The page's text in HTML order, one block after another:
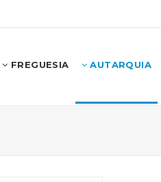
FREGUESIA AUTARQUIA